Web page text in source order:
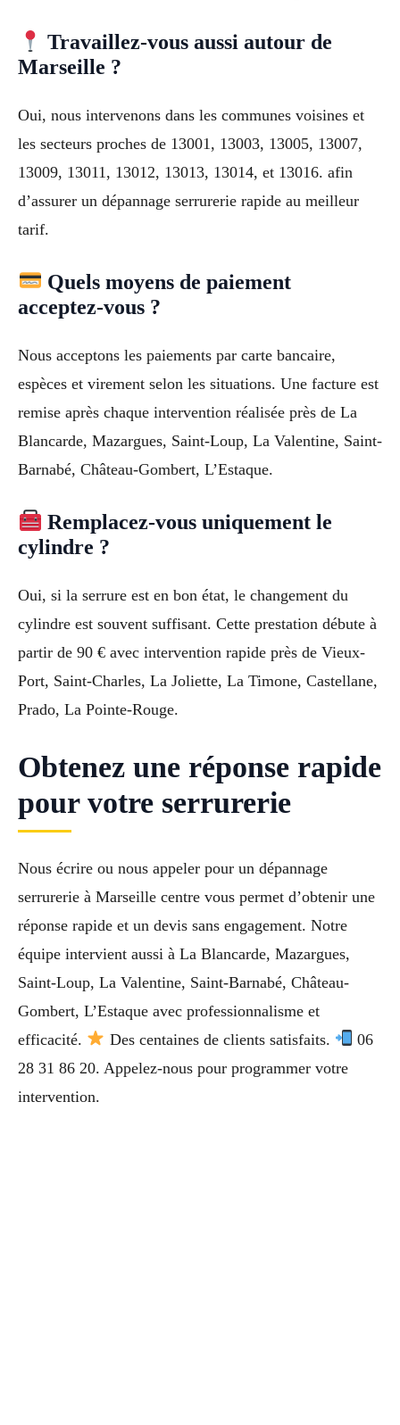
Travaillez-vous aussi autour de
Marseille ?
Oui, nous intervenons dans les communes voisines et
les secteurs proches de 13001, 13003, 13005, 13007,
13009, 13011, 13012, 13013, 13014, et 13016. afin
d’assurer un dépannage serrurerie rapide au meilleur
tarif.
Quels moyens de paiement
acceptez-vous ?
Nous acceptons les paiements par carte bancaire,
espèces et virement selon les situations. Une facture est
remise après chaque intervention réalisée près de La
Blancarde, Mazargues, Saint-Loup, La Valentine, Saint-
Barnabé, Château-Gombert, L’Estaque.
Remplacez-vous uniquement le
cylindre ?
Oui, si la serrure est en bon état, le changement du
cylindre est souvent suffisant. Cette prestation débute à
partir de 90 € avec intervention rapide près de Vieux-
Port, Saint-Charles, La Joliette, La Timone, Castellane,
Prado, La Pointe-Rouge.
Obtenez une réponse rapide
pour votre serrurerie
Nous écrire ou nous appeler pour un dépannage
serrurerie à Marseille centre vous permet d’obtenir une
réponse rapide et un devis sans engagement. Notre
équipe intervient aussi à La Blancarde, Mazargues,
Saint-Loup, La Valentine, Saint-Barnabé, Château-
Gombert, L’Estaque avec professionnalisme et
efficacité.
Des centaines de clients satisfaits.
06
28 31 86 20. Appelez-nous pour programmer votre
intervention.